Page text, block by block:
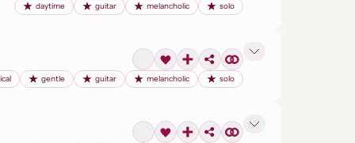
daytime guitar melancholic solo
gentle guitar melancholic solo